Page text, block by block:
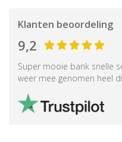
Klanten beoordeling
9,2
Super mooie bank snelle
weer mee genomen heel